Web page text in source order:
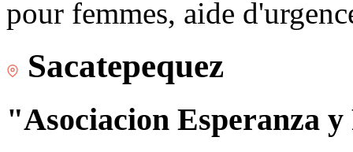
pour femmes, aide
Sacatepequez
"Asociacion Esperanza